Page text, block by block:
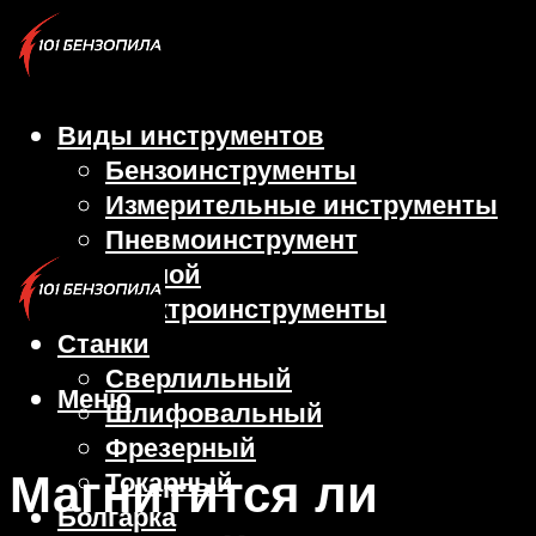
Виды инструментов
Бензоинструменты
Измерительные инструменты
Пневмоинструмент
Ручной
Электроинструменты
Станки
Сверлильный
Шлифовальный
Фрезерный
Токарный
Болгарка
Меню
Магнитится ли